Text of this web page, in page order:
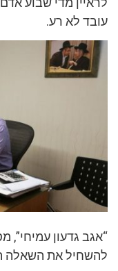
עובד לא רע.
“אגב גדעון עמיחי”,
להשחיל את השאלה